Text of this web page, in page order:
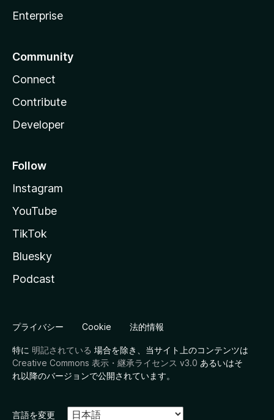
Enterprise
Community
Connect
Contribute
Developer
Follow
Instagram
YouTube
TikTok
Bluesky
Podcast
プライバシー Cookie 法的情報
特に 明記されている 場合を除き、当サイト上のコンテンツは
Creative Commons 表示・継承ライセンス v3.0 あるいはそ
れ以降のバージョンで公開されています。
言語を変更